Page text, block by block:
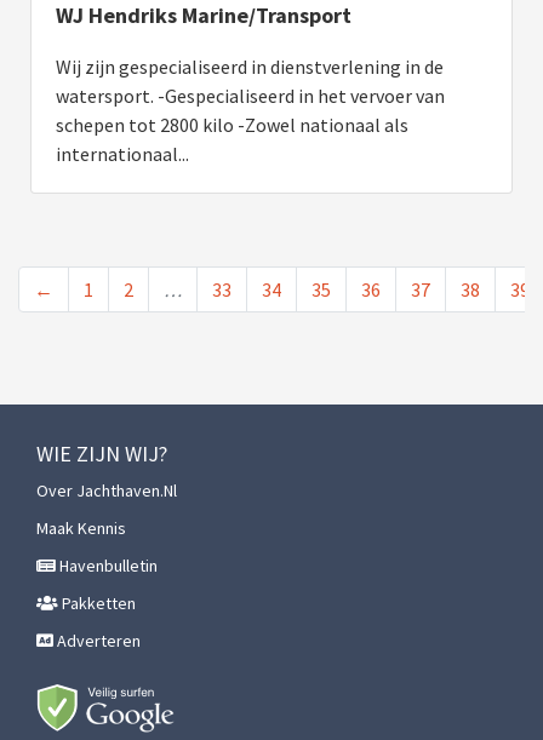
WJ Hendriks Marine/Transport
Wij zijn gespecialiseerd in dienstverlening in de
watersport. -Gespecialiseerd in het vervoer van
schepen tot 2800 kilo -Zowel nationaal als
internationaal...
← 1 2 … 33 34 35 36 37 38 39
WIE ZIJN WIJ?
Over Jachthaven.nl
Maak Kennis
Havenbulletin
Pakketten
Adverteren